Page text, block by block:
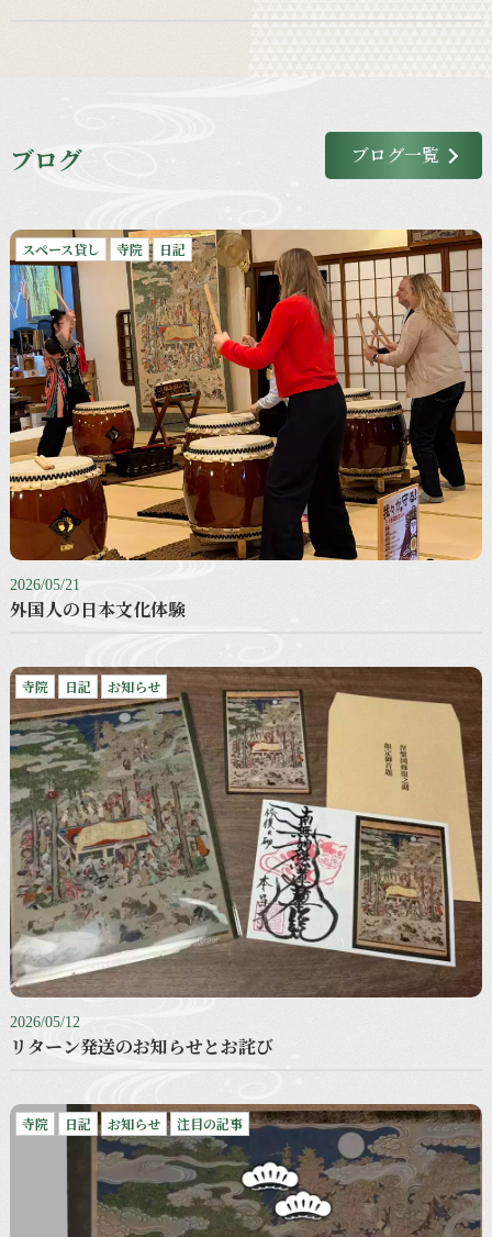
ブログ ブログ一覧
スペース貸し 寺院 日記
2026/05/21
外国人の日本文化体験
寺院 日記 お知らせ
2026/05/12
リターン発送のお知らせとお詫び
寺院 日記 お知らせ 注目の記事